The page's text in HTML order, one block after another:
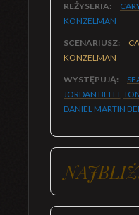
REŻYSERIA:
KONZELMAN
SCENARIUSZ:
KONZELMAN
WYSTĘPUJĄ:
JORDAN BELFI,
DANIEL MARTIN